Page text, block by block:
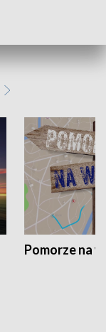
Pomorze na